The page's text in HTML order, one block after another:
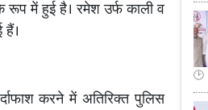
रूप में हुई है। रमेश उर्फ काली व
हैं।
करने में अतिरिक्त पुलिस